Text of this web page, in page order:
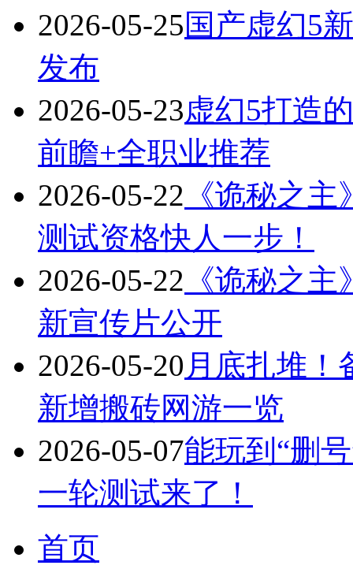
2026-05-25国产虚幻5
发布
2026-05-23虚幻5打造
前瞻+全职业推荐
2026-05-22 《诡秘之
测试资格快人一步！
2026-05-22 《诡秘之
新宣传片公开
2026-05-20 月底扎堆！
新增搬砖网游一览
2026-05-07能玩到“删
一轮测试来了！
首页